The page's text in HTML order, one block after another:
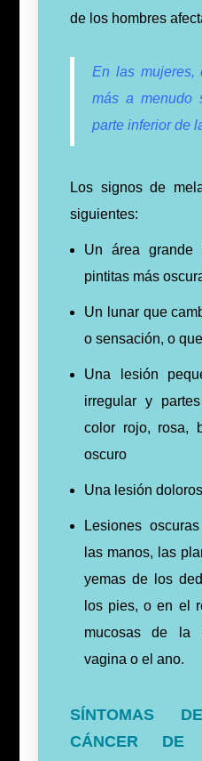
de los hombres
En las mujeres,
más a menudo
parte inferior de
Los signos de
siguientes:
Un área grande
pintitas más
Un lunar que
o sensación, o
Una lesión
irregular y
color rojo, rosa,
oscuro
Una lesión
Lesiones
las manos, las
yemas de los
los pies, o en el
mucosas de la
vagina o el ano.
SÍNTOMAS
CÁNCER DE